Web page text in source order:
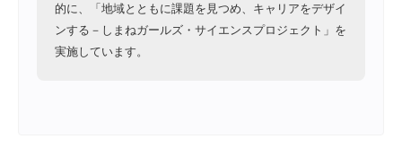
的に、「地域とともに課題を見つめ、キャリアをデザイ
ンする－しまねガールズ・サイエンスプロジェクト」を
実施しています。